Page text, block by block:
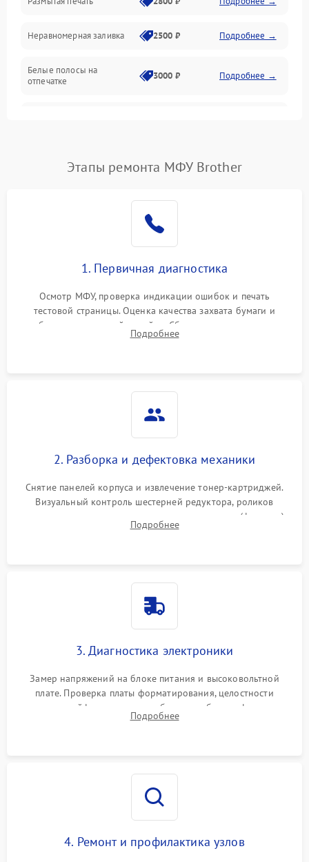
Подключение и интерфейсы
Дисплей и органы управления
Изображение
Неравномерная заливка 2500 ₽ Подробнее →
Белые полосы на
отпечатке
3000 ₽ Подробнее →
Этапы ремонта МФУ Brother
1. Первичная диагностика
Осмотр МФУ, проверка индикации ошибок и печать
тестовой страницы. Оценка качества захвата бумаги и
работы сканирующей линейки. Сбор данных о замятиях,
дефектах изображения или посторонних шумах при работе.
Подробнее
2. Разборка и дефектовка механики
Снятие панелей корпуса и извлечение тонер-картриджей.
Визуальный контроль шестерней редуктора, роликов
захвата, термопленки и прижимного вала в печи (фьюзере).
Проверка оптики сканера на загрязнения.
Подробнее
3. Диагностика электроники
Замер напряжений на блоке питания и высоковольтной
плате. Проверка платы форматирования, целостности
плоских шлейфов сканера и работоспособности флажков и
оптопар (датчиков прохождения бумаги).
Подробнее
4. Ремонт и профилактика узлов